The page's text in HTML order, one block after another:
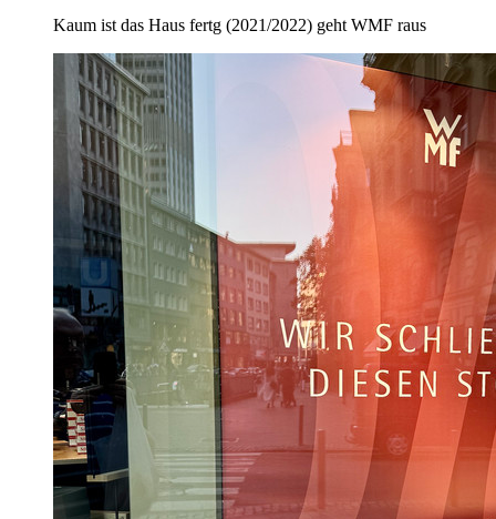
Kaum ist das Haus fertg (2021/2022) geht WMF raus